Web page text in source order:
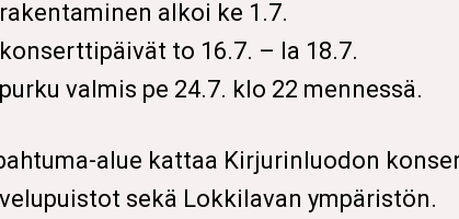
rakentaminen alkoi ke 1.7.
konserttipäivät to 16.7. – la 18.7.
purku valmis pe 24.7. klo 22 mennessä.
alue kattaa Kirjurinluodon
sekä Lokkilavan ympäristön.